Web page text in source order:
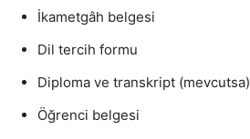
İkametgâh belgesi
Dil tercih formu
Diploma ve transkript (mevcutsa)
Öğrenci belgesi